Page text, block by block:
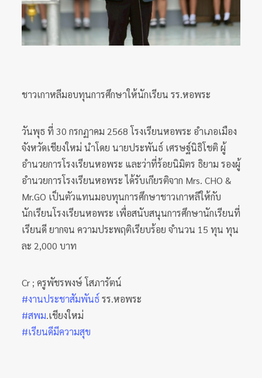
ชาวเกาหลีมอบทุนการศึกษาให้นักเรียน รร.หอพระ
วันพุธ ที่ 30 กรกฏาคม 2568 โรงเรียนหอพระ อำเภอเมือง
จังหวัดเชียงใหม่ นำโดย นายประพันธ์ เศรษฐ์นิธิโชติ ผู้
อำนวยการโรงเรียนหอพระ และว่าที่ร้อยนิมิตร ธิยาม รองผู้
อำนวยการโรงเรียนหอพระ ได้รับเกียรติจาก Mrs. CHO &
Mr.GO เป็นตัวแทนมอบทุนการศึกษาชาวเกาหลีให้กับ
นักเรียนโรงเรียนหอพระ เพื่อสนับสนุนการศึกษานักเรียนที่
เรียนดี ยากจน ความประพฤติเรียบร้อย จำนวน 15 ทุน ทุน
ละ 2,000 บาท
Cr ; ครูพัชรพงษ์ โสภารัตน์
#งานประชาสัมพันธ์รร.หอพระ
#สพม.เชียงใหม่
#เรียนดีมีความสุข